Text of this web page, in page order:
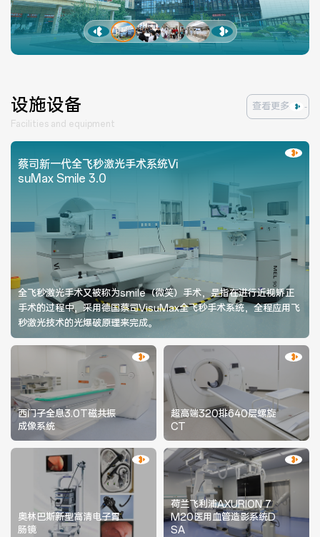
设施设备
Facilities and equipment
查看更多
蔡司新一代全飞秒激光手术系统Vi
suMax Smile 3.0
全飞秒激光手术又被称为smile（微笑）手术，是指在进行近视矫正
手术的过程中，采用德国蔡司VisuMax全飞秒手术系统，全程应用飞
秒激光技术的光爆破原理来完成。
西门子全息3.0T磁共振
成像系统
超高端320排640层螺旋
CT
奥林巴斯新型高清电子胃
肠镜
荷兰飞利浦AXURION 7
M20医用血管造影系统D
SA